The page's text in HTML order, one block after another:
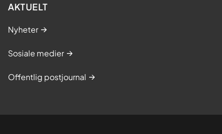
AKTUELT
Nyheter
Sosiale medier
Offentlig postjournal